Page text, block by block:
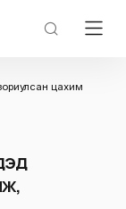
цахим